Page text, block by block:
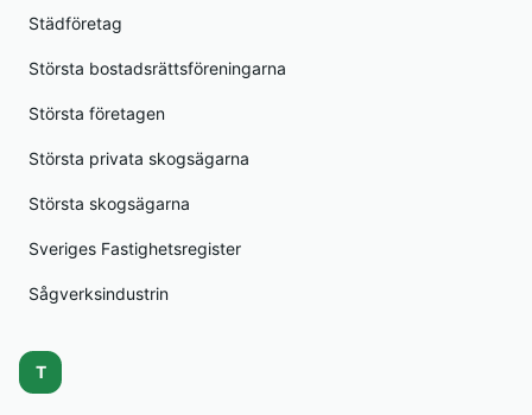
Städföretag
Största bostadsrättsföreningarna
Största företagen
Största privata skogsägarna
Största skogsägarna
Sveriges Fastighetsregister
Sågverksindustrin
T